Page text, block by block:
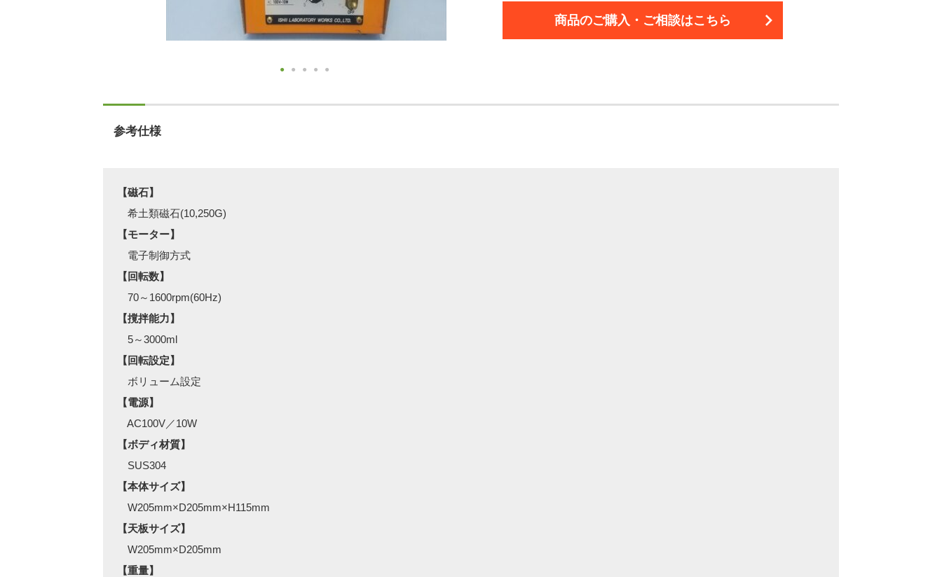
商品のご購入・ご相談はこちら
参考仕様
【磁石】
希土類磁石(10,250G)
【モーター】
電子制御方式
【回転数】
70～1600rpm(60Hz)
【撹拌能力】
5～3000ml
【回転設定】
ボリューム設定
【電源】
AC100V／10W
【ボディ材質】
SUS304
【本体サイズ】
W205mm×D205mm×H115mm
【天板サイズ】
W205mm×D205mm
【重量】